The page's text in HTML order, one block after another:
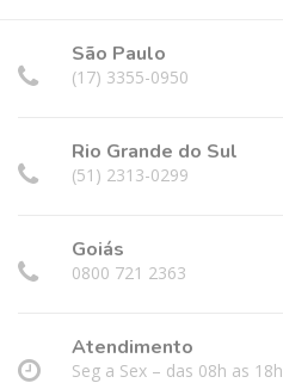
São Paulo
(17) 3355-0950
Rio Grande do Sul
(51) 2313-0299
Goiás
0800 721 2363
Atendimento
Seg a Sex – das 08h as 18h